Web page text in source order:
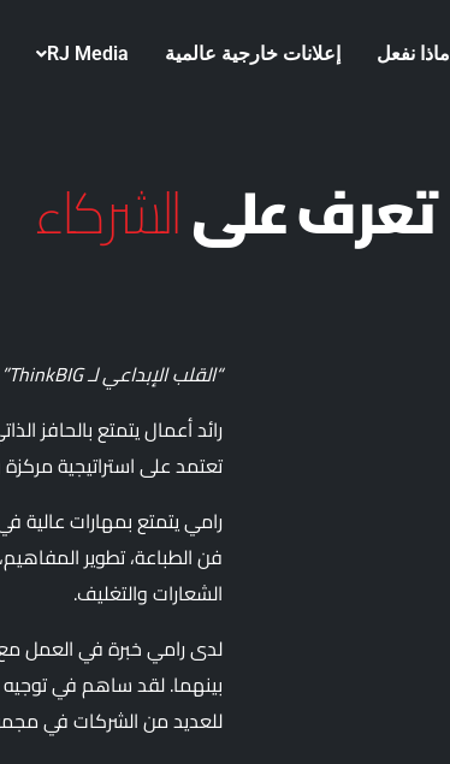
ماذا نفعل إعلانات خارجية عالمية RJ Media
تعرف علىالشركاء
“القلب الإبداعي لـ ThinkBIG”
رائد أعمال يتمتع بالحافز
تعتمد على استراتيجية
رامي يتمتع بمهارات عالية
فن الطباعة، تطوير
الشعارات والتغليف.
لدى رامي خبرة في العمل
بينهما. لقد ساهم في توجيه
للعديد من الشركات في